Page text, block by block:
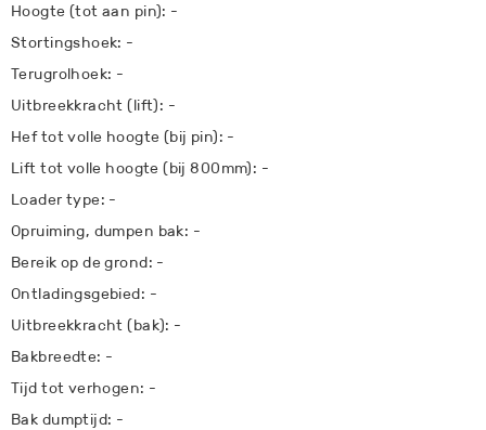
Hoogte (tot aan pin): -
Stortingshoek: -
Terugrolhoek: -
Uitbreekkracht (lift): -
Hef tot volle hoogte (bij pin): -
Lift tot volle hoogte (bij 800mm): -
Loader type: -
Opruiming, dumpen bak: -
Bereik op de grond: -
Ontladingsgebied: -
Uitbreekkracht (bak): -
Bakbreedte: -
Tijd tot verhogen: -
Bak dumptijd: -